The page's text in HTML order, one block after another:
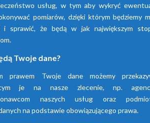
to gwarancja
Precyzyjny timer
momentem otwarcia i
Działa na żądanie.
usług, w tym aby wykryć
pomiarów, dzięki którym będziemy
i sprawić, że będą w jak największym
Twoje dane?
prawem Twoje dane możemy
je na nasze zlecenie, np.
naszych usług oraz
na podstawie obowiązującego prawa.